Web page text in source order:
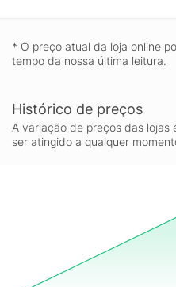
* O preço atual da loja online
tempo da nossa última leitura.
Histórico de preços
A variação de preços das
ser atingido a qualquer